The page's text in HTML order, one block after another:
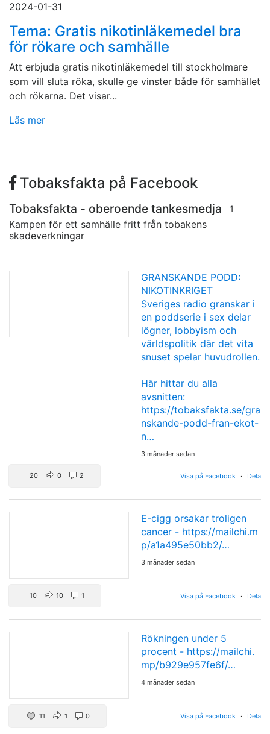
2024-01-31
Tema: Gratis nikotinläkemedel bra
för rökare och samhälle
Att erbjuda gratis nikotinläkemedel till stockholmare
som vill sluta röka, skulle ge vinster både för samhället
och rökarna. Det visar...
Läs mer
Tobaksfakta på Facebook
Tobaksfakta - oberoende tankesmedja 1
Kampen för ett samhälle fritt från tobakens
skadeverkningar
GRANSKANDE PODD:
NIKOTINKRIGET
Sveriges radio granskar i
en poddserie i sex delar
lögner, lobbyism och
världspolitik där det vita
snuset spelar huvudrollen.
Här hittar du alla
avsnitten:
https://tobaksfakta.se/gra
nskande-podd-fran-ekot-
n…
3 månader sedan
Visa på Facebook · Dela
20 0 2
E-cigg orsakar troligen
cancer - https://mailchi.m
p/a1a495e50bb2/…
3 månader sedan
Visa på Facebook · Dela
10 10 1
Rökningen under 5
procent - https://mailchi.
mp/b929e957fe6f/…
4 månader sedan
Visa på Facebook · Dela
11 1 0